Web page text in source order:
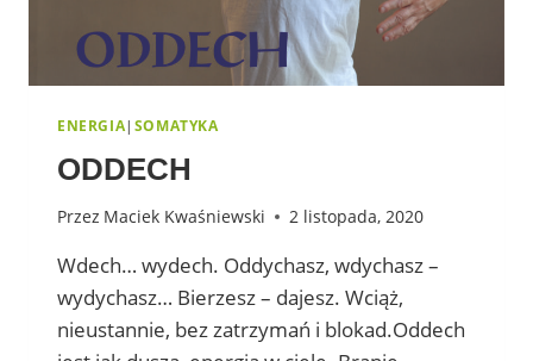
ENERGIA| SOMATYKA
ODDECH
Przez Maciek Kwaśniewski 2 listopada, 2020
Wdech… wydech. Oddychasz, wdychasz –
wydychasz… Bierzesz – dajesz. Wciąż,
nieustannie, bez zatrzymań i blokad.Oddech